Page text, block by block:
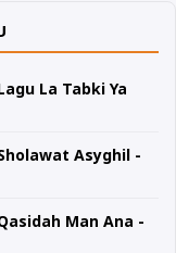
La Tabki Ya
Asyghil -
Man Ana -